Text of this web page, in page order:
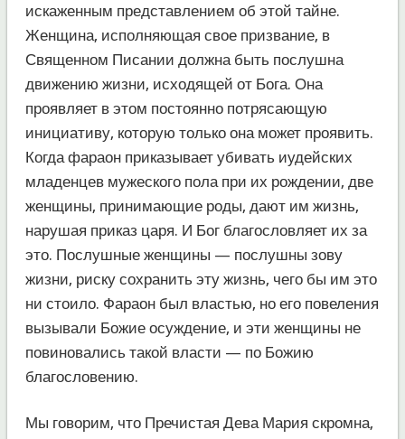
искаженным представлением об этой тайне.
Женщина, исполняющая свое призвание, в
Священном Писании должна быть послушна
движению жизни, исходящей от Бога. Она
проявляет в этом постоянно потрясающую
инициативу, которую только она может проявить.
Когда фараон приказывает убивать иудейских
младенцев мужеского пола при их рождении, две
женщины, принимающие роды, дают им жизнь,
нарушая приказ царя. И Бог благословляет их за
это. Послушные женщины — послушны зову
жизни, риску сохранить эту жизнь, чего бы им это
ни стоило. Фараон был властью, но его повеления
вызывали Божие осуждение, и эти женщины не
повиновались такой власти — по Божию
благословению.
Мы говорим, что Пречистая Дева Мария скромна,